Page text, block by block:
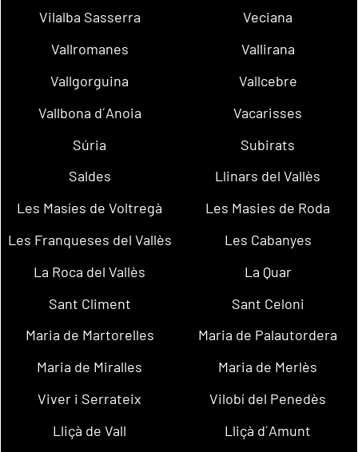
Vilalba Sasserra
Veciana
Vallromanes
Vallirana
Vallgorguina
Vallcebre
Vallbona d´Anoia
Vacarisses
Súria
Subirats
Saldes
Llinars del Vallès
Les Masíes de Voltregà
Les Masies de Roda
Les Franqueses del Vallès
Les Cabanyes
La Roca del Vallès
La Quar
Sant Climent
Sant Celoni
Maria de Martorelles
Maria de Palautordera
Maria de Miralles
Maria de Merlès
Viver i Serrateix
Vilobí del Penedès
Lliçà de Vall
Lliçà d´Amunt